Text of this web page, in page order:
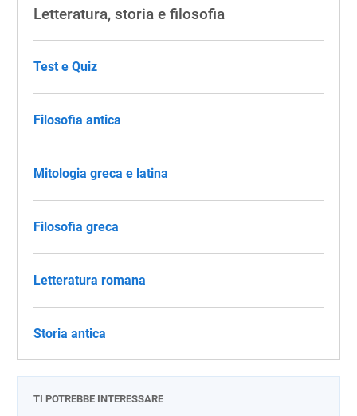
Letteratura, storia e filosofia
Test e Quiz
Filosofia antica
Mitologia greca e latina
Filosofia greca
Letteratura romana
Storia antica
TI POTREBBE INTERESSARE